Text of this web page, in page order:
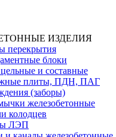
ИЗДЕЛИЯ
перекрытия
блоки
и составные
плиты, ПДН, ПАГ
(заборы)
железобетонные
колодцев
ЛЭП